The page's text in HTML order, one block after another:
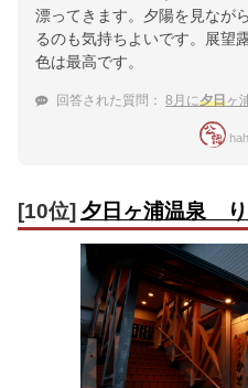
漂ってきます。夕陽を見なが
るのも気持ちよいです。展望
色は最高です。
回答された質問： 8月に夕日ヶ
[10位] 夕日ヶ浦温泉